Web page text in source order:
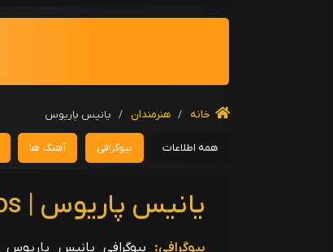
خانه / هنرمندان / یانیس پاریوس
همه اطلاعات بیوگرافی آهنگ ها
یانیس پاریوس | Giannis Parios
بیوگرافی: